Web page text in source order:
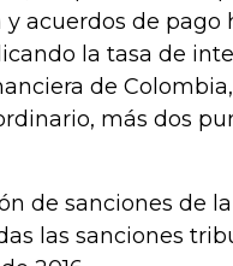
acuerdos de pago
la tasa de
de
más dos
de sanciones de
las sanciones